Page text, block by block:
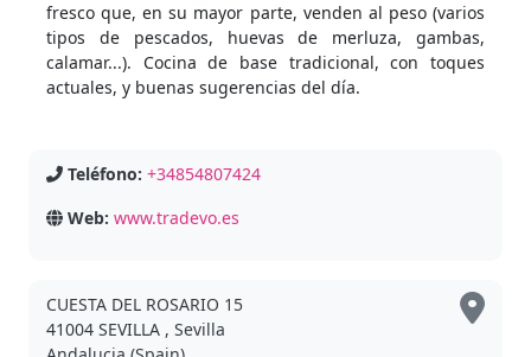
fresco que, en su mayor parte, venden al peso (varios
tipos de pescados, huevas de merluza, gambas,
calamar...). Cocina de base tradicional, con toques
actuales, y buenas sugerencias del día.
Teléfono: +34854807424
Web: www.tradevo.es
CUESTA DEL ROSARIO 15
41004 SEVILLA , Sevilla